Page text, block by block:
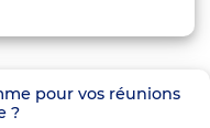
pour vos réunions
?